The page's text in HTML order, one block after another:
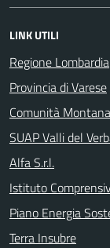
LINK UTILI
Regione Lombardia
Provincia di Varese
Comunità
SUAP Valli del
Alfa S.r.l.
Istituto
Piano Energia
Terra Insubre